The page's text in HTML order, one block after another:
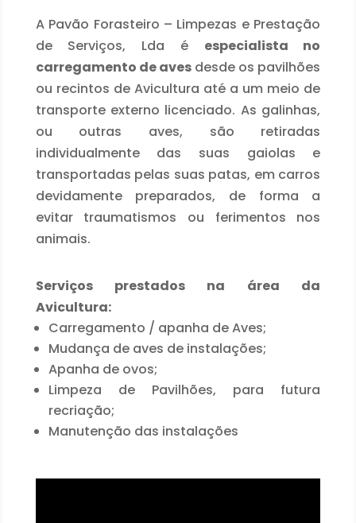
A Pavão Forasteiro – Limpezas e Prestação
de Serviços, Lda é especialista no
carregamento de avesdesde os pavilhões
ou recintos de Avicultura até a um meio de
transporte externo licenciado. As galinhas,
ou outras aves, são retiradas
individualmente das suas gaiolas e
transportadas pelas suas patas, em carros
devidamente preparados, de forma a
evitar traumatismos ou ferimentos nos
animais.
Serviços prestados na área da
Avicultura:
Carregamento / apanha de Aves;
Mudança de aves de instalações;
Apanha de ovos;
Limpeza de Pavilhões, para futura
recriação;
Manutenção das instalações